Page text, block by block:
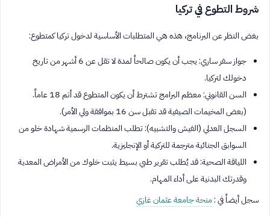
شروط التطوع في تركيا
بغض النظر عن البرنامج، هذه هي المتطلبات الأساسية لدخول تركيا كمتطوع:
جواز سفر ساري: يجب أن يكون صالحاً لمدة لا تقل عن 6 أشهر من تاريخ
دخولك لتركيا.
السن القانوني: معظم البرامج تشترط أن يكون المتطوع قد أتم 18 عاماً.
(بعض المخيمات الصيفية قد تقبل سن 16 بموافقة ولي الأمر).
السجل العدلي (الفيش والتشبيه): تطلب المنظمات الرسمية شهادة خلو من
السوابق الجنائية مترجمة للتركية أو الإنجليزية.
اللياقة الصحية: قد يُطلب تقرير طبي بسيط يثبت خلوك من الأمراض المعدية
وقدرتك البدنية على أداء المهام.
سجل أيضاً في :منحة جامعة عثمان غازي